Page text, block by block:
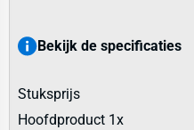
Bekijk de specificaties
Stuksprijs
Hoofdproduct 1 x